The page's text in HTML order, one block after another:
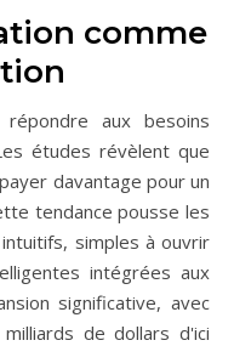
comme
aux besoins
études révèlent que
davantage pour un
tendance pousse les
simples à ouvrir
intégrées aux
significative, avec
de dollars d'ici